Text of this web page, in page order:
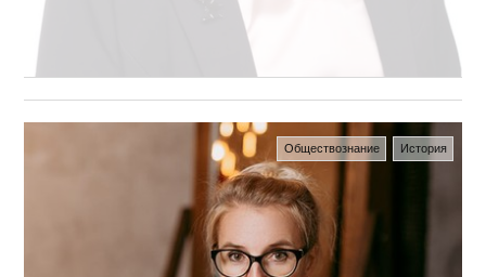
Математика
САЙНАКОВА ОЛЬГА ВАЛЕРЬЕВНА
Обществознание История